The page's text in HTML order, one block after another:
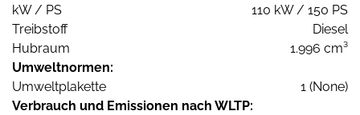
kW / PS
110 kW / 150 PS
Treibstoff
Diesel
Hubraum
1.996 cm³
Umweltnormen:
Umweltplakette
1 (None)
Verbrauch und Emissionen nach WLTP: